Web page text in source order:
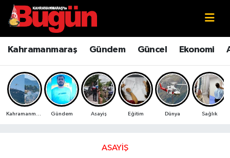
Kahramanmaraş Gündem Güncel Ekonomi
Gündem Asayiş Eğitim Dünya Sağlık
ASAYIŞ
Kahramanmaraş
Kahramanmaraş Sokak Röportajları
Bilim ve Teknoloji
Çevre
Kahramanmaraş Nöbetçi Eczaneler
Kahramanmaraş Hava Durumu
Kahramanmaraş Namaz Vakitleri
Kahramanmaraş Trafik Yoğunluk Haritası
Süper Lig Puan Durumu ve Fikstür